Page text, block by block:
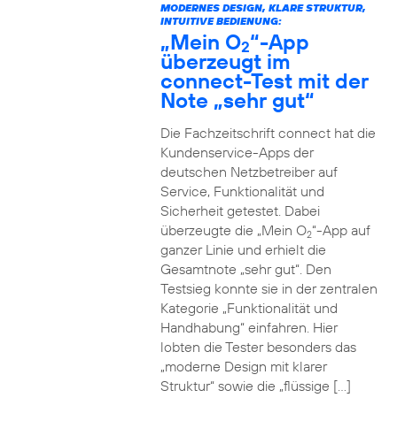
MODERNES DESIGN, KLARE STRUKTUR,
INTUITIVE BEDIENUNG:
„Mein O2“-App
überzeugt im
connect-Test mit der
Note „sehr gut“
Die Fachzeitschrift connect hat die
Kundenservice-Apps der
deutschen Netzbetreiber auf
Service, Funktionalität und
Sicherheit getestet. Dabei
überzeugte die „Mein O2“-App auf
ganzer Linie und erhielt die
Gesamtnote „sehr gut“. Den
Testsieg konnte sie in der zentralen
Kategorie „Funktionalität und
Handhabung“ einfahren. Hier
lobten die Tester besonders das
„moderne Design mit klarer
Struktur“ sowie die „flüssige […]